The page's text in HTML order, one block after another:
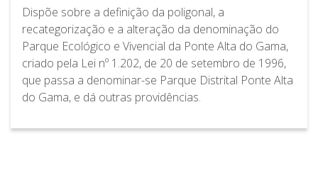
Dispõe sobre a definição da poligonal, a
recategorização e a alteração da denominação do
Parque Ecológico e Vivencial da Ponte Alta do Gama,
criado pela Lei nº 1.202, de 20 de setembro de 1996,
que passa a denominar-se Parque Distrital Ponte Alta
do Gama, e dá outras providências.